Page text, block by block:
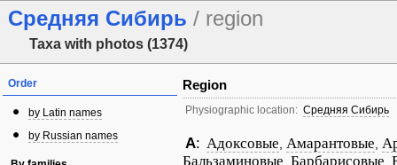
Средняя Сибирь / region
Taxa with photos (1374)
Order
by Latin names
by Russian names
Region
Physiographic location: Средняя Сибирь
А: Адоксовые Амарантовые
Бальзаминовые Барбарисовые